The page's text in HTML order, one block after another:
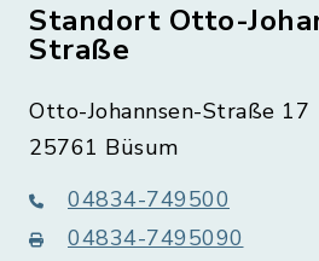
Standort Otto-
Straße
Otto-Johannsen-Straße 17
25761 Büsum
04834-749500
04834-7495090